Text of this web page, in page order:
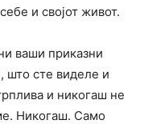
и својот живот.
ваши приказни
што сте виделе и
и никогаш не
Никогаш. Само